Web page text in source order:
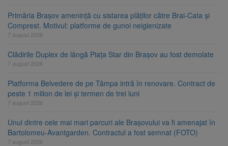
Primăria Brașov amenință cu sistarea plăților către Brai-Cata și
Comprest. Motivul: platforme de gunoi neigienizate
7 august 2026
Clădirile Duplex de lângă Piața Star din Brașov au fost demolate
7 august 2026
Platforma Belvedere de pe Tâmpa intră în renovare. Contract de
peste 1 milion de lei și termen de trei luni
7 august 2026
Unul dintre cele mai mari parcuri ale Brașovului va fi amenajat în
Bartolomeu-Avantgarden. Contractul a fost semnat (FOTO)
7 august 2026